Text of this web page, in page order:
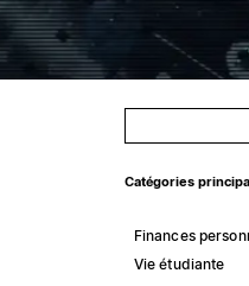
Catégories
Finances
Vie étudiante